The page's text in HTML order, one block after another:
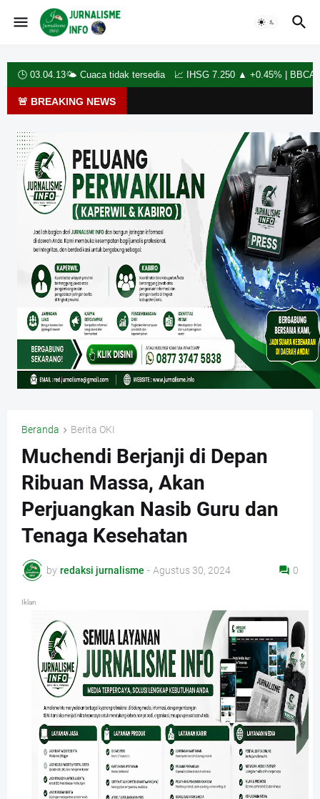
🕒 03.04.15🌤️ Cuaca tidak tersedia📈 IHSG 7.250 ▲ +0.45% | BBCA 9.850
🚨 BREAKING NEWS
Beranda Berita OKI
Muchendi Berjanji di Depan
Ribuan Massa, Akan
Perjuangkan Nasib Guru dan
Tenaga Kesehatan
by redaksi jurnalisme - Agustus 30, 2024 0
Iklan